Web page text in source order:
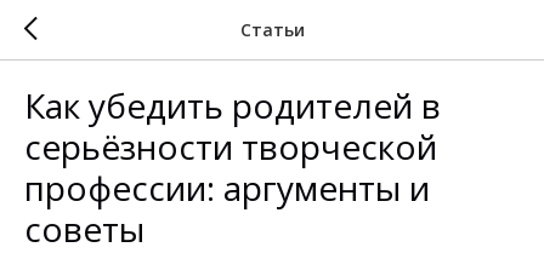
Статьи
Как убедить родителей в
серьёзности творческой
профессии: аргументы и
советы